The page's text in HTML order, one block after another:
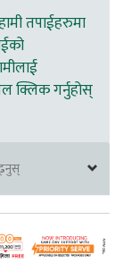
तपाईहरुमा
क्लिक गर्नुहोस्